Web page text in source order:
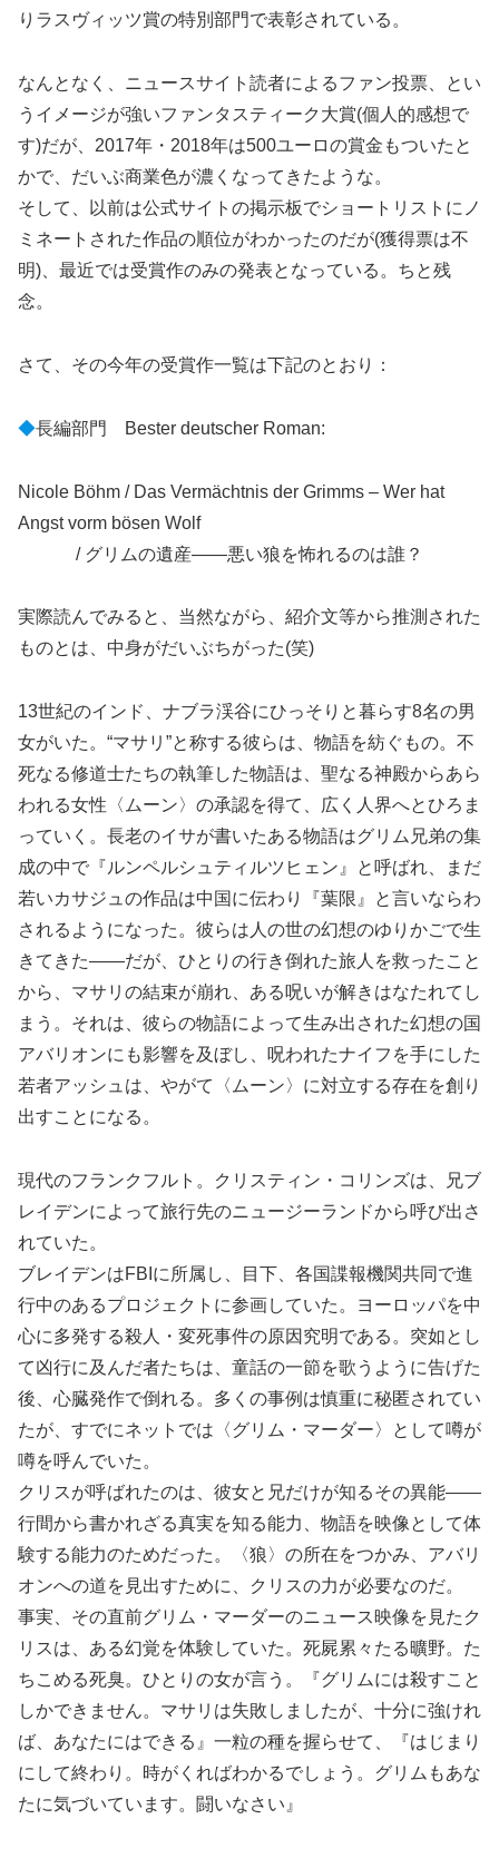
りラスヴィッツ賞の特別部門で表彰されている。
なんとなく、ニュースサイト読者によるファン投票、とい
うイメージが強いファンタスティーク大賞(個人的感想で
す)だが、2017年・2018年は500ユーロの賞金もついたと
かで、だいぶ商業色が濃くなってきたような。
そして、以前は公式サイトの掲示板でショートリストにノ
ミネートされた作品の順位がわかったのだが(獲得票は不
明)、最近では受賞作のみの発表となっている。ちと残
念。
さて、その今年の受賞作一覧は下記のとおり：
◆長編部門 Bester deutscher Roman:
Nicole Böhm / Das Vermächtnis der Grimms – Wer hat
Angst vorm bösen Wolf
/ グリムの遺産――悪い狼を怖れるのは誰？
実際読んでみると、当然ながら、紹介文等から推測された
ものとは、中身がだいぶちがった(笑)
13世紀のインド、ナブラ渓谷にひっそりと暮らす8名の男
女がいた。“マサリ”と称する彼らは、物語を紡ぐもの。不
死なる修道士たちの執筆した物語は、聖なる神殿からあら
われる女性〈ムーン〉の承認を得て、広く人界へとひろま
っていく。長老のイサが書いたある物語はグリム兄弟の集
成の中で『ルンペルシュティルツヒェン』と呼ばれ、まだ
若いカサジュの作品は中国に伝わり『葉限』と言いならわ
されるようになった。彼らは人の世の幻想のゆりかごで生
きてきた――だが、ひとりの行き倒れた旅人を救ったこと
から、マサリの結束が崩れ、ある呪いが解きはなたれてし
まう。それは、彼らの物語によって生み出された幻想の国
アバリオンにも影響を及ぼし、呪われたナイフを手にした
若者アッシュは、やがて〈ムーン〉に対立する存在を創り
出すことになる。
現代のフランクフルト。クリスティン・コリンズは、兄ブ
レイデンによって旅行先のニュージーランドから呼び出さ
れていた。
ブレイデンはFBIに所属し、目下、各国諜報機関共同で進
行中のあるプロジェクトに参画していた。ヨーロッパを中
心に多発する殺人・変死事件の原因究明である。突如とし
て凶行に及んだ者たちは、童話の一節を歌うように告げた
後、心臓発作で倒れる。多くの事例は慎重に秘匿されてい
たが、すでにネットでは〈グリム・マーダー〉として噂が
噂を呼んでいた。
クリスが呼ばれたのは、彼女と兄だけが知るその異能――
行間から書かれざる真実を知る能力、物語を映像として体
験する能力のためだった。〈狼〉の所在をつかみ、アバリ
オンへの道を見出すために、クリスの力が必要なのだ。
事実、その直前グリム・マーダーのニュース映像を見たク
リスは、ある幻覚を体験していた。死屍累々たる曠野。た
ちこめる死臭。ひとりの女が言う。『グリムには殺すこと
しかできません。マサリは失敗しましたが、十分に強けれ
ば、あなたにはできる』一粒の種を握らせて、『はじまり
にして終わり。時がくればわかるでしょう。グリムもあな
たに気づいています。闘いなさい』